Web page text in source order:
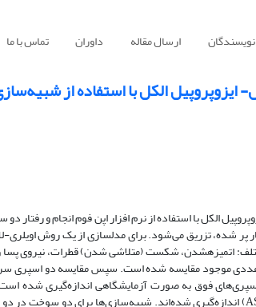
ارسال مقاله داوران تماس با ما
الکل با استفاده از
الکل با استفاده از نرم افزار اپن ­فوم انجام و
اتمیزه­شدن، شکست (متلاشی شدن) قطرات، نیروی پسا و
موجود مقایسه شده است. سپس مقایسه­ دو اسپری
فوق به صورت آزمایشگاهی اندازه‌گیری